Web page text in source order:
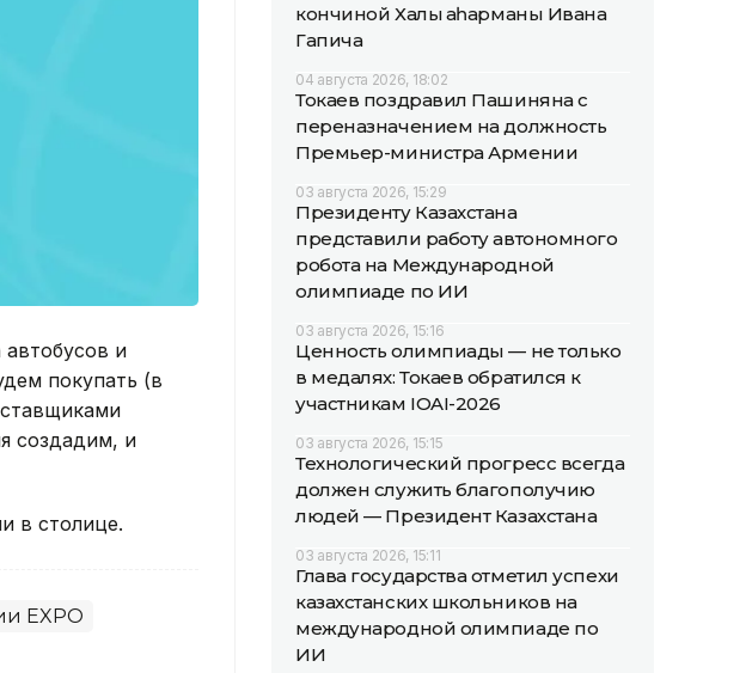
и
покупать (в
создадим, и
в столице.
EXPO
кончиной Халық қаһарманы Ивана
Гапича
04 августа 2026, 18:02
Токаев поздравил Пашиняна с
переназначением на должность
Премьер-министра Армении
03 августа 2026, 15:29
Президенту Казахстана
представили работу автономного
робота на Международной
олимпиаде по ИИ
03 августа 2026, 15:16
Ценность олимпиады — не только
в медалях: Токаев обратился к
участникам IOAI-2026
03 августа 2026, 15:15
Технологический прогресс всегда
должен служить благополучию
людей — Президент Казахстана
03 августа 2026, 15:11
Глава государства отметил успехи
казахстанских школьников на
международной олимпиаде по
ИИ